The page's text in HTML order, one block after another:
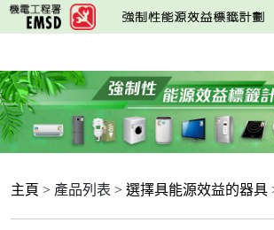
跳
至
要
內
容
主頁 > 產品列表 > 選擇具能源效益的器具